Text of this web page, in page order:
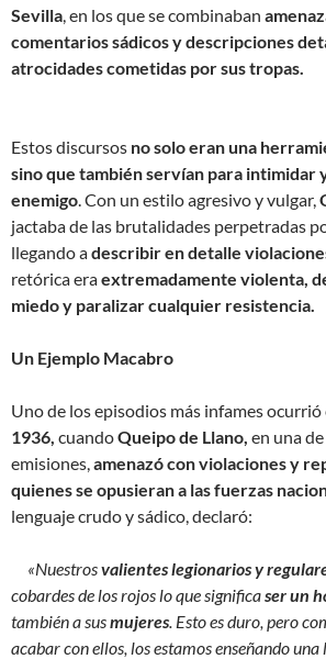
Sevilla , en los que se combinaban
comentarios sádicos y descripciones
atrocidades cometidas por sus tropas.
Estos discursos no solo eran una
sino que también servían para intimidar
enemigo . Con un estilo agresivo y vulgar,
jactaba de las brutalidades perpetradas
llegando adescribir en detalle
retórica eraextremadamente violenta,
miedo y paralizar cualquier resistencia.
Un Ejemplo Macabro
Uno de los episodios más infames ocurrió
1936, cuandoQueipo de Llano, en una
emisiones, amenazó con violaciones y
quienes se opusieran a las fuerzas
lenguaje crudo y sádico, declaró:
«Nuestrosvalientes legionarios y
cobardes de los rojos lo que significaser un
también a susmujeres . Esto es duro, pero
acabar con ellos, los estamos enseñando una